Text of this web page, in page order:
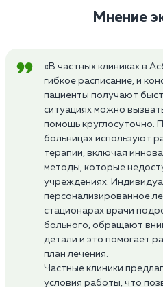
Мнение
«В частных клиниках в
гибкое расписание, и
пациенты получают
ситуациях можно
помощь круглосуточно.
больницах используют
терапии, включая
методы, которые
учреждениях.
персонализированное
стационарах врачи
больного, обращают
детали и это помогает
план лечения.
Частные клиники
условия работы, что